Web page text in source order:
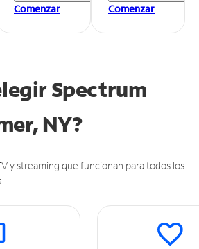
Comenzar
Comenzar
Spectrum
NY?
y streaming que funcionan para todos los